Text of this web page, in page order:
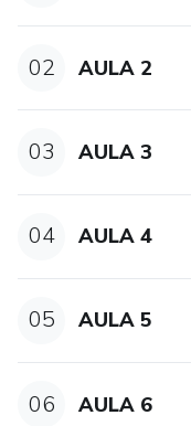
02 AULA 2
03 AULA 3
04 AULA 4
05 AULA 5
06 AULA 6